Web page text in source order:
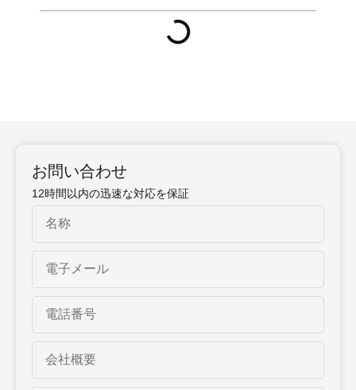
お問い合わせ
12時間以内の迅速な対応を保証